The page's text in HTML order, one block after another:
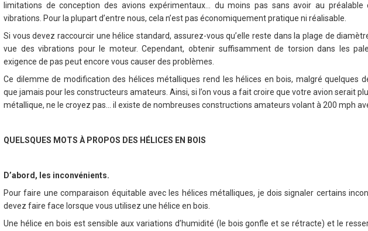
limitations de conception des avions expérimentaux… du moins pas sans avoir au
vibrations. Pour la plupart d’entre nous, cela n’est pas économiquement pratique ni réalisable.
Si vous devez raccourcir une hélice standard, assurez-vous qu’elle reste dans la plage de
vue des vibrations pour le moteur. Cependant, obtenir suffisamment de torsion dans les
exigence de pas peut encore vous causer des problèmes.
Ce dilemme de modification des hélices métalliques rend les hélices en bois, malgré quelques
que jamais pour les constructeurs amateurs. Ainsi, si l’on vous a fait croire que votre avion serait
métallique, ne le croyez pas… il existe de nombreuses constructions amateurs volant à 200 mph
QUELSQUES MOTS À PROPOS DES HÉLICES EN BOIS
D’abord, les inconvénients.
Pour faire une comparaison équitable avec les hélices métalliques, je dois signaler certains
devez faire face lorsque vous utilisez une hélice en bois.
Une hélice en bois est sensible aux variations d’humidité (le bois gonfle et se rétracte) et le